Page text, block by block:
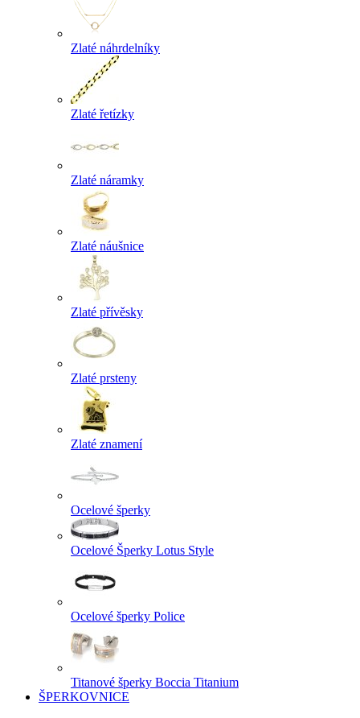
Zlaté náhrdelníky
Zlaté řetízky
Zlaté náramky
Zlaté náušnice
Zlaté přívěsky
Zlaté prsteny
Zlaté znamení
Ocelové šperky
Ocelové Šperky Lotus Style
Ocelové šperky Police
Titanové šperky Boccia Titanium
ŠPERKOVNICE